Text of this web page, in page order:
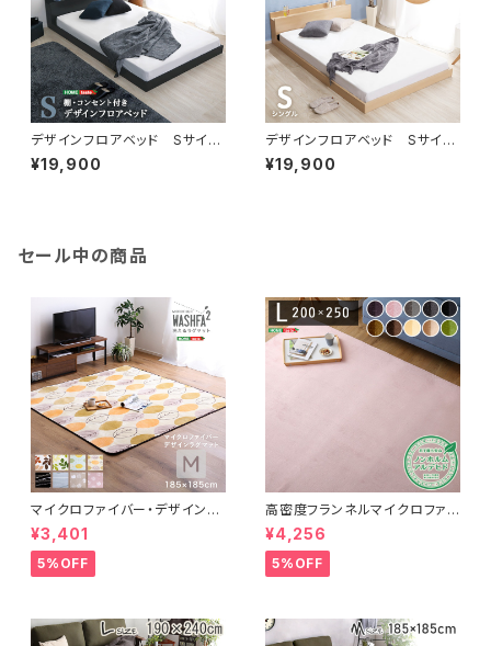
デザインフロアベッド Sサイ
ズ 【Azlo-アズロ-】 MOD-
S-BOK
¥19,900
デザインフロアベッド Sサイ
ズ 【Lani-ラニ-】 MOD-S-
OAK
¥19,900
セール中の商品
マイクロファイバー・デザインラ
グマットMサイズ（185×185cm）
洗えるラグマット 【WASHFA2】
FRG-D2-M
¥3,401
5%OFF
高密度フランネルマイクロファイ
バー・ラグマットLサイズ（200×2
50cm）洗えるラグマット｜ナル
トレア
¥4,256
5%OFF